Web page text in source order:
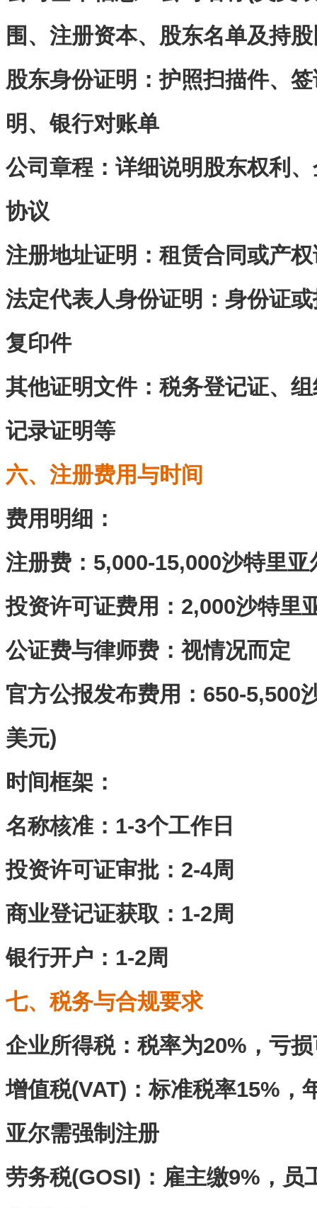
围、注册资本、股东名单及持
股东身份证明‌：护照扫描件、
明、银行对账单
公司章程‌：详细说明股东权利
协议
注册地址证明‌：租赁合同或产
法定代表人身份证明‌：身份证
复印件
其他证明文件‌：税务登记证、
记录证明等
六、注册费用与时间
费用明细‌：
注册费：5,000-15,000沙特里
投资许可证费用：2,000沙特里
公证费与律师费：视情况而定
官方公报发布费用：650-5,500
美元)
时间框架‌：
名称核准：1-3个工作日
投资许可证审批：2-4周
商业登记证获取：1-2周
银行开户：1-2周
七、税务与合规要求
企业所得税‌：税率为20%，亏
增值税(VAT)‌：标准税率15%，
亚尔需强制注册
劳务税(GOSI)‌：雇主缴9%，员